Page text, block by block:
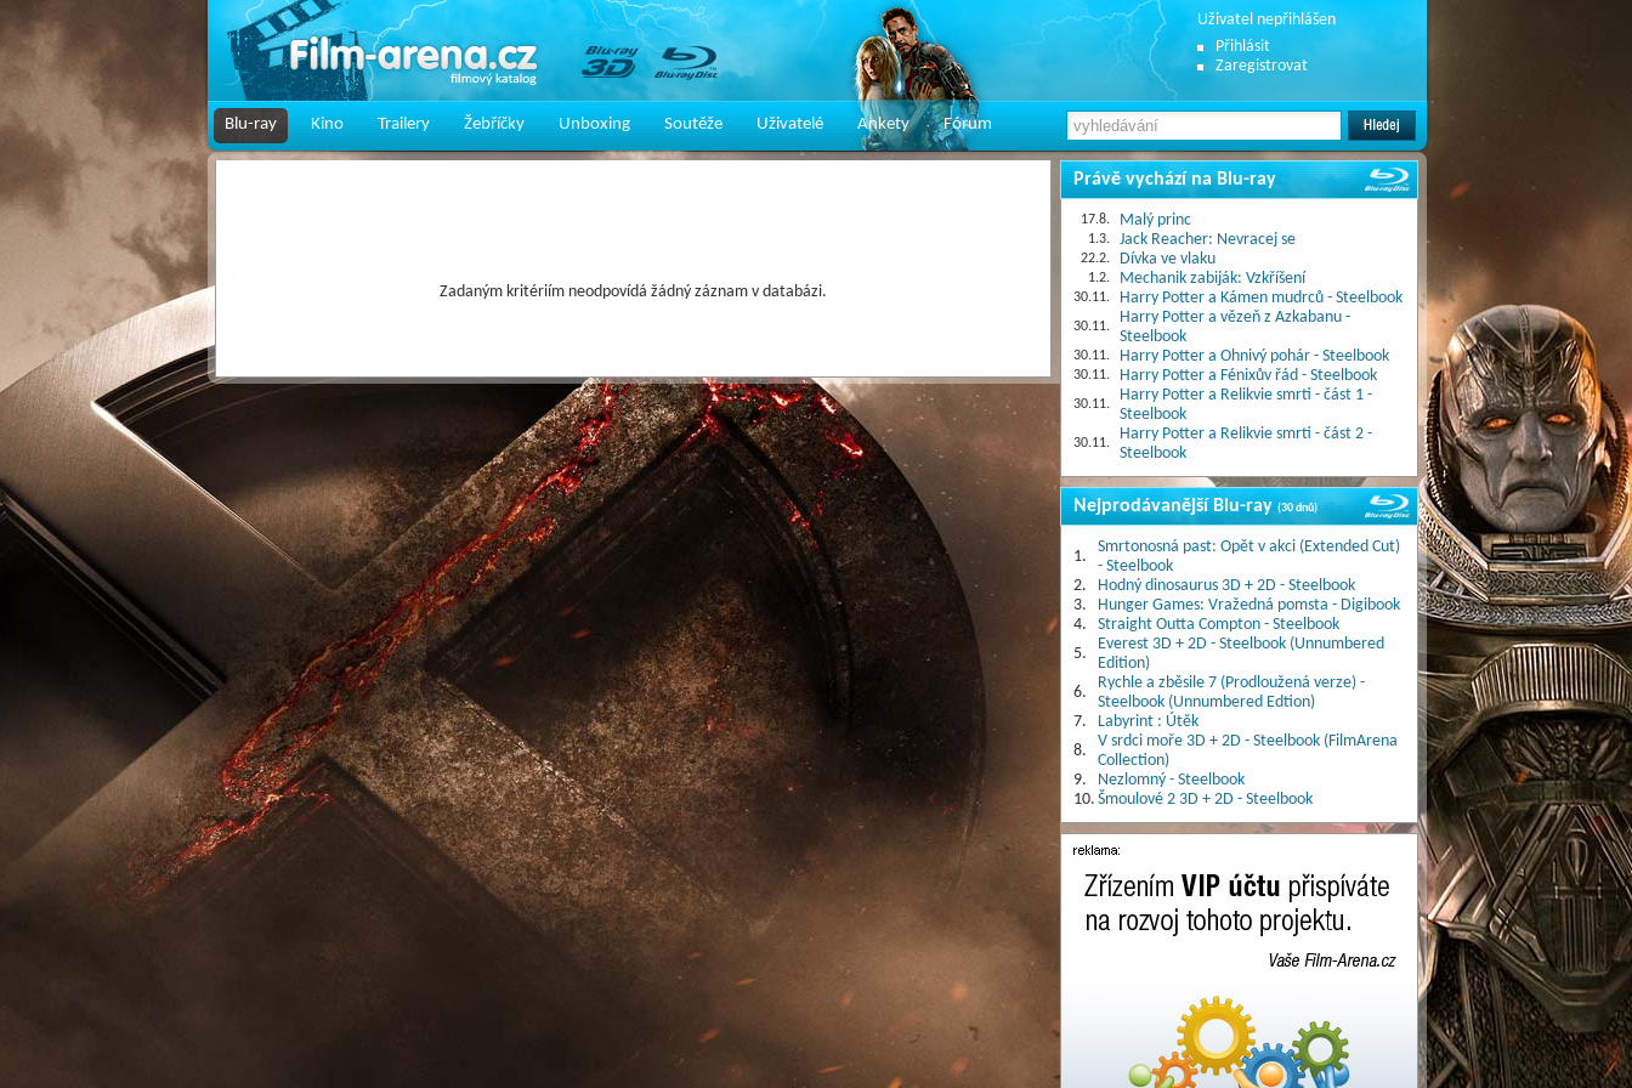
Uživatel nepřihlášen
Přihlásit
Zaregistrovat
Blu-ray Kino Trailery Žebříčky Unboxing Soutěže Uživatelé Ankety Fórum
Zadaným kritériím neodpovídá žádný záznam v databázi.
Právě vychází na Blu-ray
17.8. Malý princ
1.3. Jack Reacher: Nevracej se
22.2. Dívka ve vlaku
1.2. Mechanik zabiják: Vzkříšení
30.11. Harry Potter a Kámen mudrců - Steelbook
30.11.
Harry Potter a vězeň z Azkabanu -
Steelbook
30.11. Harry Potter a Ohnivý pohár - Steelbook
30.11. Harry Potter a Fénixův řád - Steelbook
30.11.
Harry Potter a Relikvie smrti - část 1 -
Steelbook
30.11.
Harry Potter a Relikvie smrti - část 2 -
Steelbook
Nejprodávanější Blu-ray(30 dnů)
1.
Smrtonosná past: Opět v akci (Extended Cut)
- Steelbook
2.
Hodný dinosaurus 3D + 2D - Steelbook
3.
Hunger Games: Vražedná pomsta - Digibook
4.
Straight Outta Compton - Steelbook
5.
Everest 3D + 2D - Steelbook (Unnumbered
Edition)
6.
Rychle a zběsile 7 (Prodloužená verze) -
Steelbook (Unnumbered Edtion)
7.
Labyrint : Útěk
8.
V srdci moře 3D + 2D - Steelbook (FilmArena
Collection)
9.
Nezlomný - Steelbook
10. Šmoulové 2 3D + 2D - Steelbook